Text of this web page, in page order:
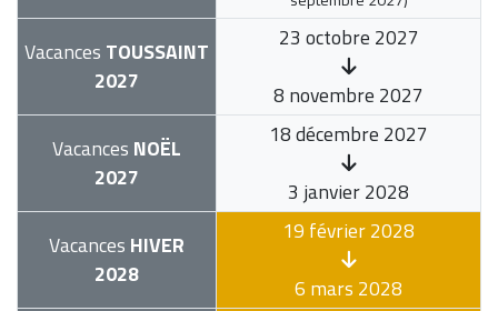
Vacances TOUSSAINT
2027
23 octobre 2027
8 novembre 2027
Vacances NOËL
2027
18 décembre 2027
3 janvier 2028
Vacances HIVER
2028
19 février 2028
6 mars 2028